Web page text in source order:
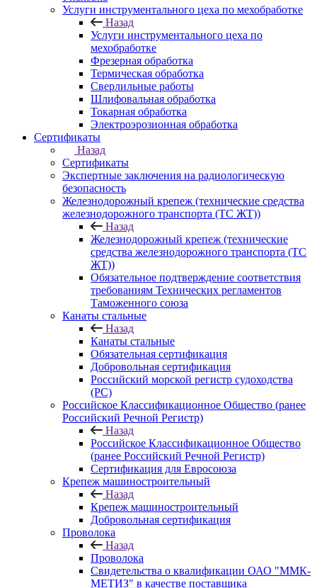
Услуги инструментального цеха по мехобработке
Назад
Услуги инструментального цеха по
мехобработке
Фрезерная обработка
Термическая обработка
Сверлильные работы
Шлифовальная обработка
Токарная обработка
Электроэрозионная обработка
Сертификаты
Назад
Сертификаты
Экспертные заключения на радиологическую
безопасность
Железнодорожный крепеж (технические средства
железнодорожного транспорта (ТС ЖТ))
Назад
Железнодорожный крепеж (технические
средства железнодорожного транспорта (ТС
ЖТ))
Обязательное подтверждение соответствия
требованиям Технических регламентов
Таможенного союза
Канаты стальные
Назад
Канаты стальные
Обязательная сертификация
Добровольная сертификация
Российский морской регистр судоходства
(РС)
Российское Классификационное Общество (ранее
Российский Речной Регистр)
Назад
Российское Классификационное Общество
(ранее Российский Речной Регистр)
Сертификация для Евросоюза
Крепеж машиностроительный
Назад
Крепеж машиностроительный
Добровольная сертификация
Проволока
Назад
Проволока
Свидетельства о квалификации ОАО "ММК-
МЕТИЗ" в качестве поставщика